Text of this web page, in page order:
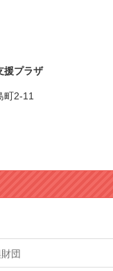
援プラザ
町2-11
団